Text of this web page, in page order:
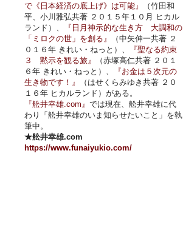
で《日本経済の底上げ》は可能』
（竹田和
平、小川雅弘共著 ２０１５年１０月 ヒカル
ランド）、
『日月神示的な生き方 大調和の
「ミロクの世」を創る』
（中矢伸一共著 ２
０１６年 きれい・ねっと）、
『聖なる約束
３ 黙示を観る旅』
（赤塚高仁共著 ２０１
６年 きれい・ねっと）、
『お金は５次元の
生き物です！』
（はせくらみゆき共著 ２０
１６年 ヒカルランド）がある。
『舩井幸雄.com』 では現在、舩井幸雄に代
わり「舩井幸雄のいま知らせたいこと」を執
筆中。
★舩井幸雄.com
https://www.funaiyukio.com/